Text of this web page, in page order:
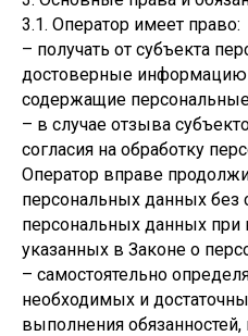
3.1. Оператор имеет право:
– получать от субъекта
достоверные
содержащие
– в случае отзыва
согласия на обработку
Оператор вправе
персональных данных без
персональных данных при
указанных в Законе о
– самостоятельно
необходимых и
выполнения